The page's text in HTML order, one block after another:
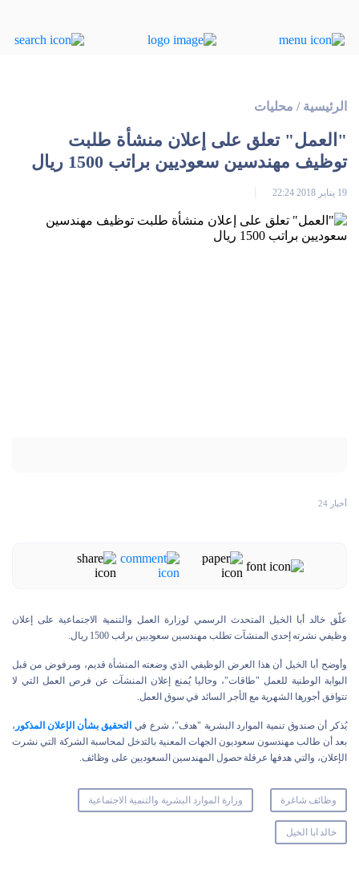
الرئيسية / محليات
"العمل" تعلق على إعلان منشأة طلبت
توظيف مهندسين سعوديين براتب 1500 ريال
19 يناير 2018 22:24
أخبار 24
علّق خالد أبا الخيل المتحدث الرسمي لوزارة العمل والتنمية الاجتماعية على إعلان
وظيفي نشرته إحدى المنشآت تطلب مهندسين سعوديين براتب 1500 ريال.
وأوضح أبا الخيل أن هذا العرض الوظيفي الذي وضعته المنشأة قديم، ومرفوض من قبل
البوابة الوطنية للعمل "طاقات"، وحاليا يُمنع إعلان المنشآت عن فرص العمل التي لا
تتوافق أجورها الشهرية مع الأجر السائد في سوق العمل.
يُذكر أن صندوق تنمية الموارد البشرية "هدف"، شرع في التحقيق بشأن الإعلان المذكور ،
بعد أن طالب مهندسون سعوديون الجهات المعنية بالتدخل لمحاسبة الشركة التي نشرت
الإعلان، والتي هدفها عرقلة حصول المهندسين السعوديين على وظائف.
وظائف شاغرة وزارة الموارد البشرية والتنمية الاجتماعية
خالد ابا الخيل